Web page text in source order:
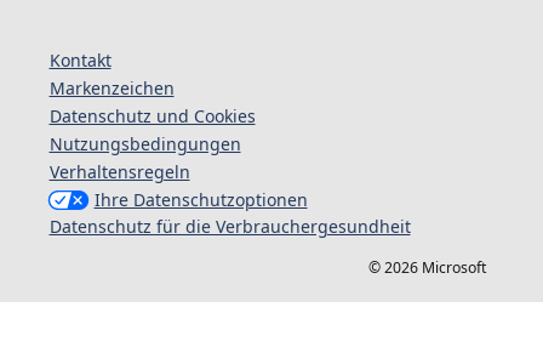
Kontakt
Markenzeichen
Datenschutz und Cookies
Nutzungsbedingungen
Verhaltensregeln
Ihre Datenschutzoptionen
Datenschutz für die Verbrauchergesundheit
© 2026 Microsoft